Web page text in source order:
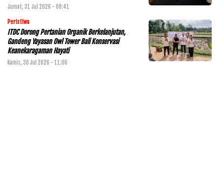
Jumat, 31 Jul 2026 - 09:41
Peristiwa
ITDC Dorong Pertanian Organik Berkelanjutan,
Gandeng Yayasan Owl Tower Bali Konservasi
Keanekaragaman Hayati
Kamis, 30 Jul 2026 - 11:06